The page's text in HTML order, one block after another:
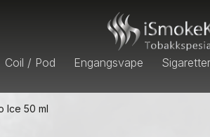
Coil / Pod Engangsvape Sigaretter
Ice 50 ml